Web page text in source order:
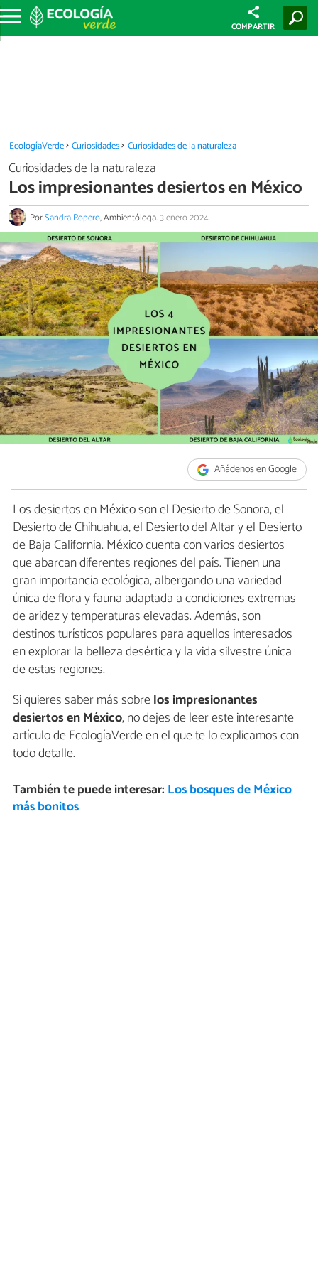
COMPARTIR
EcologíaVerde Curiosidades Curiosidades de la naturaleza
Curiosidades de la naturaleza
Los impresionantes desiertos en México
PorSandra Ropero, Ambientóloga.3 enero 2024
Añádenos en Google
Los desiertos en México son el Desierto de Sonora, el
Desierto de Chihuahua, el Desierto del Altar y el Desierto
de Baja California. México cuenta con varios desiertos
que abarcan diferentes regiones del país. Tienen una
gran importancia ecológica, albergando una variedad
única de flora y fauna adaptada a condiciones extremas
de aridez y temperaturas elevadas. Además, son
destinos turísticos populares para aquellos interesados
en explorar la belleza desértica y la vida silvestre única
de estas regiones.
Si quieres saber más sobrelos impresionantes
desiertos en México, no dejes de leer este interesante
artículo de EcologíaVerde en el que te lo explicamos con
todo detalle.
También te puede interesar: Los bosques de México
más bonitos